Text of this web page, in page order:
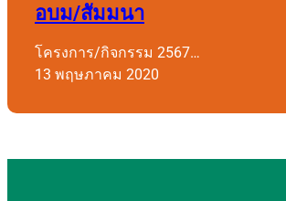
อบม/สัมมนา
โครงการ/กิจกรรม 2567…
13 พฤษภาคม 2020